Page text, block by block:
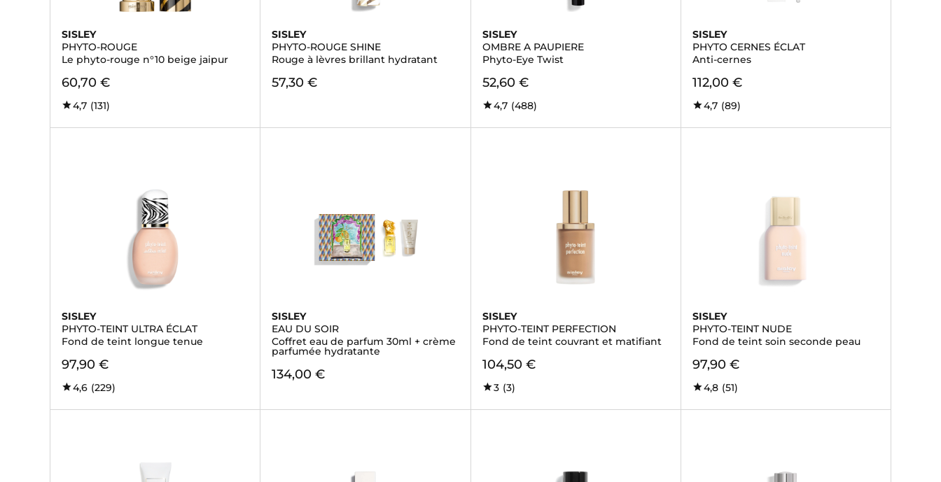
SISLEY
PHYTO-ROUGE
Le phyto-rouge n°10 beige jaipur
60,70 €
4,7 (131)
SISLEY
PHYTO-ROUGE SHINE
Rouge à lèvres brillant hydratant
57,30 €
SISLEY
OMBRE A PAUPIERE
Phyto-Eye Twist
52,60 €
4,7 (488)
SISLEY
PHYTO CERNES ÉCLAT
Anti-cernes
112,00 €
4,7 (89)
SISLEY
PHYTO-TEINT ULTRA ÉCLAT
Fond de teint longue tenue
97,90 €
4,6 (229)
SISLEY
EAU DU SOIR
Coffret eau de parfum 30ml + crème
parfumée hydratante
134,00 €
SISLEY
PHYTO-TEINT PERFECTION
Fond de teint couvrant et matifiant
104,50 €
3 (3)
SISLEY
PHYTO-TEINT NUDE
Fond de teint soin seconde peau
97,90 €
4,8 (51)